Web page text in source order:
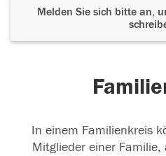
Melden Sie sich bitte an,
In einem Familienkreis
Mitglieder einer